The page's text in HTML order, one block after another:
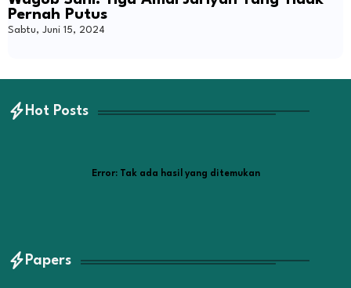
Pernah Putus
Sabtu, Juni 15, 2024
Hot Posts
Error:Tak ada hasil yang ditemukan
Papers